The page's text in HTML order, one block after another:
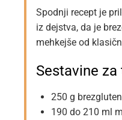
Spodnji recept je
iz dejstva, da je
mehkejše od
Sestavine za
250 g
190 do 210 ml